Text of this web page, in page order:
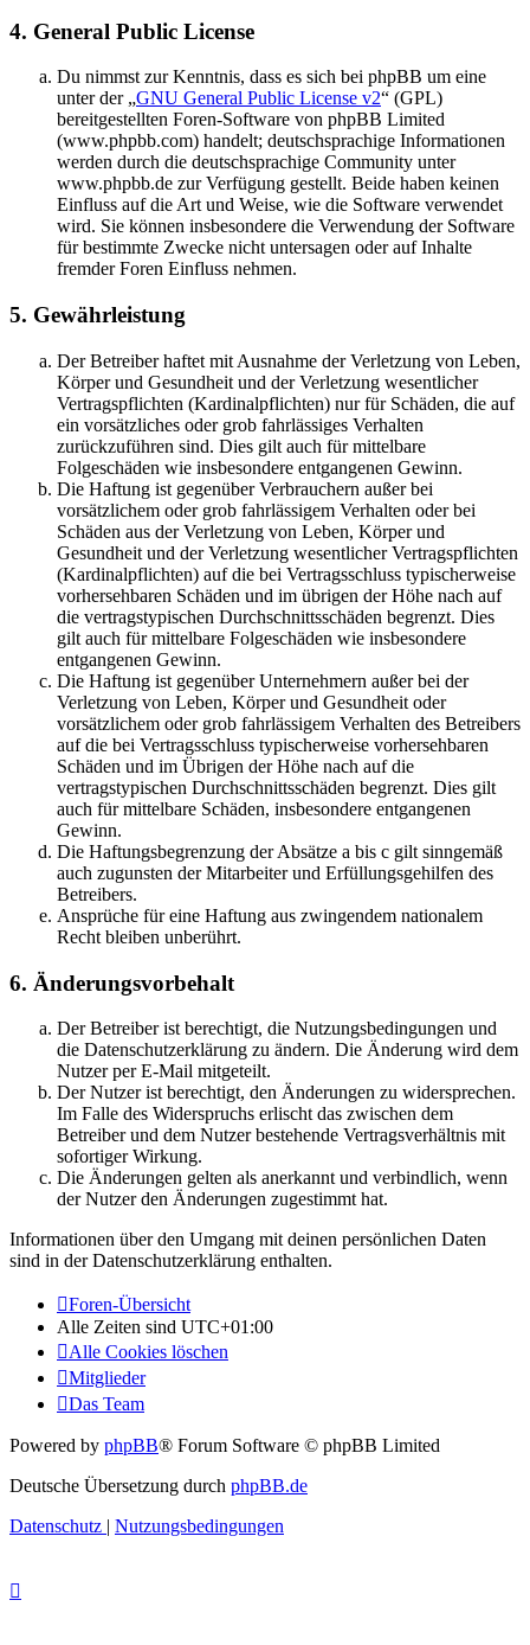
4. General Public License
Du nimmst zur Kenntnis, dass es sich bei phpBB um eine
unter der „GNU General Public License v2“ (GPL)
bereitgestellten Foren-Software von phpBB Limited
(www.phpbb.com) handelt; deutschsprachige Informationen
werden durch die deutschsprachige Community unter
www.phpbb.de zur Verfügung gestellt. Beide haben keinen
Einfluss auf die Art und Weise, wie die Software verwendet
wird. Sie können insbesondere die Verwendung der Software
für bestimmte Zwecke nicht untersagen oder auf Inhalte
fremder Foren Einfluss nehmen.
5. Gewährleistung
Der Betreiber haftet mit Ausnahme der Verletzung von Leben,
Körper und Gesundheit und der Verletzung wesentlicher
Vertragspflichten (Kardinalpflichten) nur für Schäden, die auf
ein vorsätzliches oder grob fahrlässiges Verhalten
zurückzuführen sind. Dies gilt auch für mittelbare
Folgeschäden wie insbesondere entgangenen Gewinn.
Die Haftung ist gegenüber Verbrauchern außer bei
vorsätzlichem oder grob fahrlässigem Verhalten oder bei
Schäden aus der Verletzung von Leben, Körper und
Gesundheit und der Verletzung wesentlicher Vertragspflichten
(Kardinalpflichten) auf die bei Vertragsschluss typischerweise
vorhersehbaren Schäden und im übrigen der Höhe nach auf
die vertragstypischen Durchschnittsschäden begrenzt. Dies
gilt auch für mittelbare Folgeschäden wie insbesondere
entgangenen Gewinn.
Die Haftung ist gegenüber Unternehmern außer bei der
Verletzung von Leben, Körper und Gesundheit oder
vorsätzlichem oder grob fahrlässigem Verhalten des Betreibers
auf die bei Vertragsschluss typischerweise vorhersehbaren
Schäden und im Übrigen der Höhe nach auf die
vertragstypischen Durchschnittsschäden begrenzt. Dies gilt
auch für mittelbare Schäden, insbesondere entgangenen
Gewinn.
Die Haftungsbegrenzung der Absätze a bis c gilt sinngemäß
auch zugunsten der Mitarbeiter und Erfüllungsgehilfen des
Betreibers.
Ansprüche für eine Haftung aus zwingendem nationalem
Recht bleiben unberührt.
6. Änderungsvorbehalt
Der Betreiber ist berechtigt, die Nutzungsbedingungen und
die Datenschutzerklärung zu ändern. Die Änderung wird dem
Nutzer per E-Mail mitgeteilt.
Der Nutzer ist berechtigt, den Änderungen zu widersprechen.
Im Falle des Widerspruchs erlischt das zwischen dem
Betreiber und dem Nutzer bestehende Vertragsverhältnis mit
sofortiger Wirkung.
Die Änderungen gelten als anerkannt und verbindlich, wenn
der Nutzer den Änderungen zugestimmt hat.
Informationen über den Umgang mit deinen persönlichen Daten
sind in der Datenschutzerklärung enthalten.
Foren-Übersicht
Alle Zeiten sind UTC+01:00
Alle Cookies löschen
Mitglieder
Das Team
Powered by phpBB® Forum Software © phpBB Limited
Deutsche Übersetzung durch phpBB.de
Datenschutz | Nutzungsbedingungen